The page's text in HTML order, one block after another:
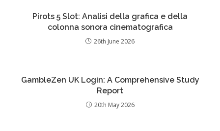
Pirots 5 Slot: Analisi della grafica e della
colonna sonora cinematografica
26th June 2026
GambleZen UK Login: A Comprehensive Study
Report
20th May 2026